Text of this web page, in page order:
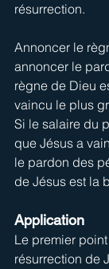
résurrection.
Annoncer le
annoncer le
règne de Dieu
vaincu le plus
Si le salaire du
que Jésus a
le pardon des
de Jésus est la
Application
Le premier
résurrection de